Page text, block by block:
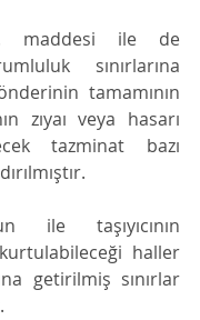
maddesi ile de
sınırlarına
tamamının
zıyaı veya hasarı
tazminat bazı
ile taşıyıcının
haller
getirilmiş sınırlar